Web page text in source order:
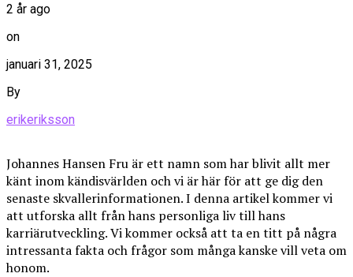
2 år ago
on
januari 31, 2025
By
erikeriksson
Johannes Hansen Fru är ett namn som har blivit allt mer
känt inom kändisvärlden och vi är här för att ge dig den
senaste skvallerinformationen. I denna artikel kommer vi
att utforska allt från hans personliga liv till hans
karriärutveckling. Vi kommer också att ta en titt på några
intressanta fakta och frågor som många kanske vill veta om
honom.